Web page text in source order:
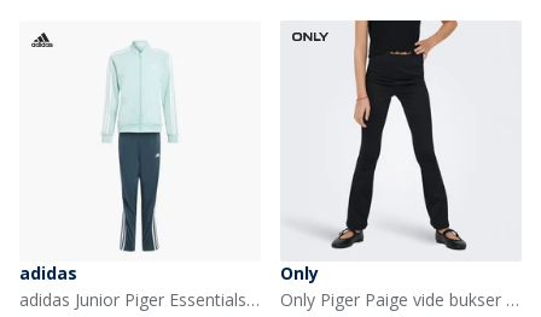
adidas
adidas Junior Piger Essentials 3-Striber Træningsdragt Semi Flash Aqua/Hvid
Only
Only Piger Paige vide bukser Sort